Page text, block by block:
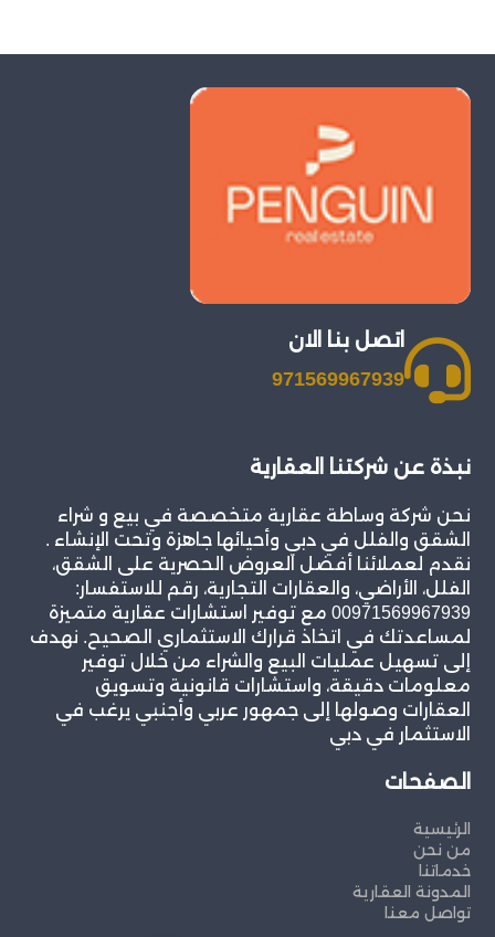
اتصل بنا الان
971569967939
نبذة عن شركتنا العقارية
نحن شركة وساطة عقارية متخصصة في بيع و شراء
الشقق والفلل في دبي وأحيائها جاهزة وتحت الإنشاء .
نقدم لعملائنا أفضل العروض الحصرية على الشقق،
الفلل، الأراضي، والعقارات التجارية، رقم للاستفسار:
00971569967939 مع توفير استشارات عقارية متميزة
لمساعدتك في اتخاذ قرارك الاستثماري الصحيح. نهدف
إلى تسهيل عمليات البيع والشراء من خلال توفير
معلومات دقيقة، واستشارات قانونية وتسويق
العقارات وصولها إلى جمهور عربي وأجنبي يرغب في
الاستثمار في دبي
الصفحات
الرئيسية
من نحن
خدماتنا
المدونة العقارية
تواصل معنا